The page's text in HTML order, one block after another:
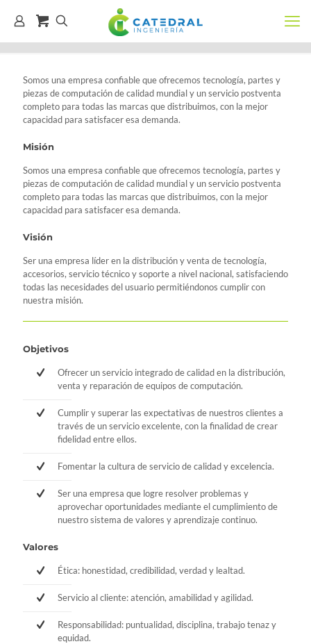
Somos una empresa confiable que ofrecemos tecnología, partes y
piezas de computación de calidad mundial y un servicio postventa
completo para todas las marcas que distribuimos, con la mejor
capacidad para satisfacer esa demanda.
Misión
Somos una empresa confiable que ofrecemos tecnología, partes y
piezas de computación de calidad mundial y un servicio postventa
completo para todas las marcas que distribuimos, con la mejor
capacidad para satisfacer esa demanda.
Visión
Ser una empresa líder en la distribución y venta de tecnología,
accesorios, servicio técnico y soporte a nivel nacional, satisfaciendo
todas las necesidades del usuario permitiéndonos cumplir con
nuestra misión.
Objetivos
Ofrecer un servicio integrado de calidad en la distribución,
venta y reparación de equipos de computación.
Cumplir y superar las expectativas de nuestros clientes a
través de un servicio excelente, con la finalidad de crear
fidelidad entre ellos.
Fomentar la cultura de servicio de calidad y excelencia.
Ser una empresa que logre resolver problemas y
aprovechar oportunidades mediante el cumplimiento de
nuestro sistema de valores y aprendizaje continuo.
Valores
Ética: honestidad, credibilidad, verdad y lealtad.
Servicio al cliente: atención, amabilidad y agilidad.
Responsabilidad: puntualidad, disciplina, trabajo tenaz y
equidad.